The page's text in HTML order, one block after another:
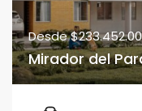
Desde
Mirador del